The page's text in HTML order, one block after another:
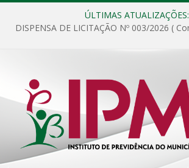
ÚLTIMAS ATUALIZAÇÕES: